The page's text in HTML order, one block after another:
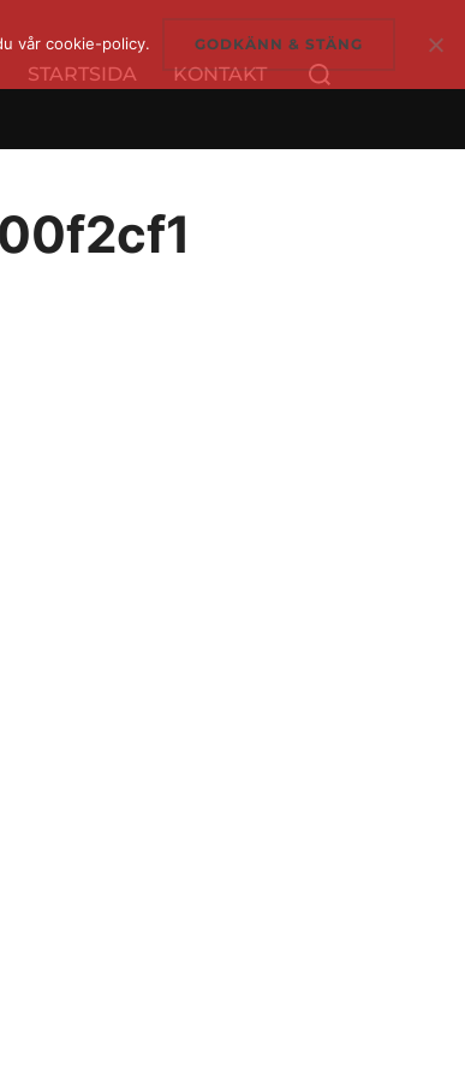
STARTSIDA KONTAKT
Sök
efter:
vår cookie-policy. GODKÄNN & STÄNG